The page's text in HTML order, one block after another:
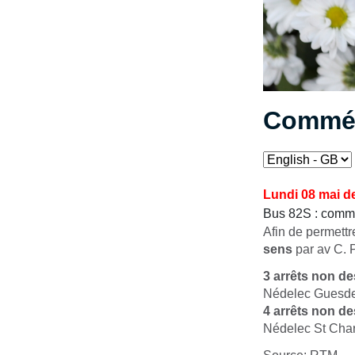
Lundi 08 mai
Bus 82S :
Afin de
sens par av C.
3 arrêts non
Nédelec
4 arrêts non
Nédelec St